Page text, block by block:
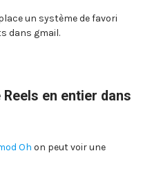
un système de favori
dans gmail.
en entier dans
Oh on peut voir une